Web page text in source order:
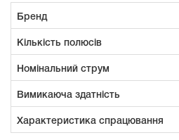
Бренд
Кількість полюсів
Номінальний струм
Вимикаюча здатність
Характеристика спрацювання